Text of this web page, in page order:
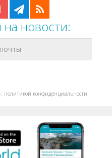
новости:
политикой конфиденциальности